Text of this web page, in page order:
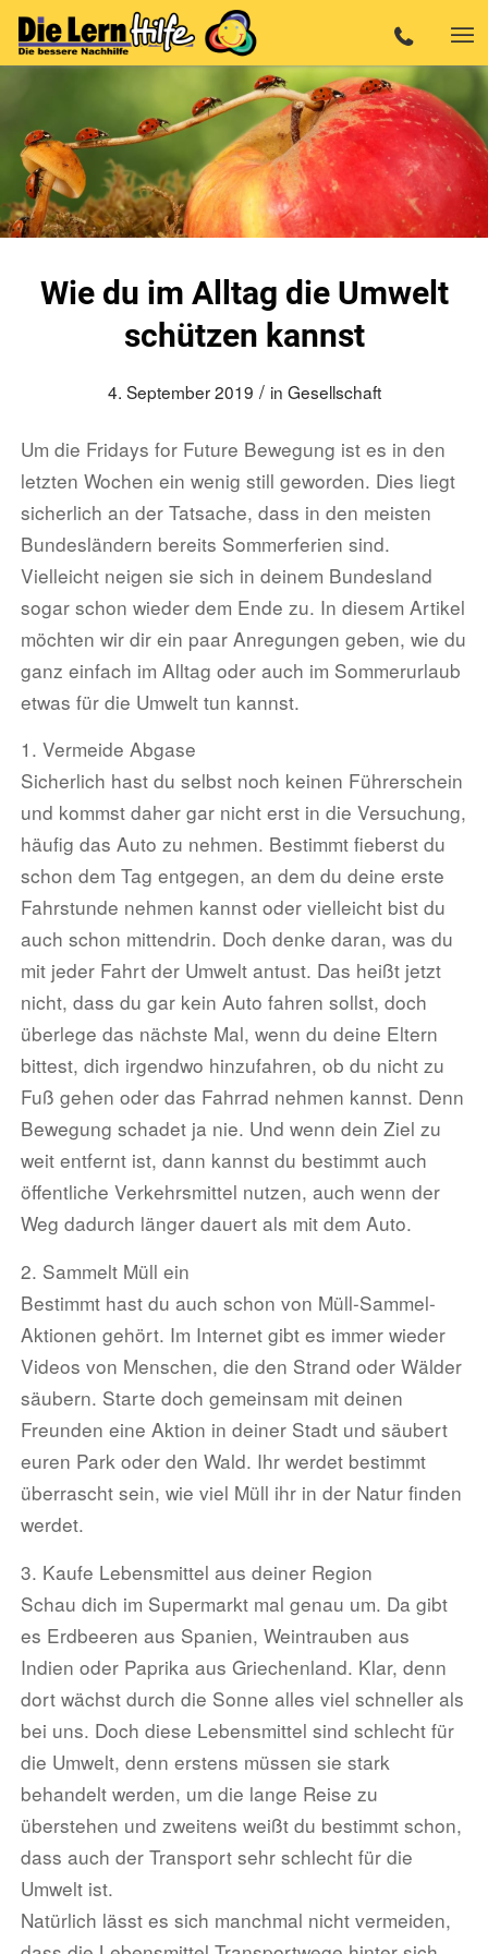
Wie du im Alltag die Umwelt
schützen kannst
4. September 2019 / in Gesellschaft
Um die Fridays for Future Bewegung ist es in den
letzten Wochen ein wenig still geworden. Dies liegt
sicherlich an der Tatsache, dass in den meisten
Bundesländern bereits Sommerferien sind.
Vielleicht neigen sie sich in deinem Bundesland
sogar schon wieder dem Ende zu. In diesem Artikel
möchten wir dir ein paar Anregungen geben, wie du
ganz einfach im Alltag oder auch im Sommerurlaub
etwas für die Umwelt tun kannst.
1. Vermeide Abgase
Sicherlich hast du selbst noch keinen Führerschein
und kommst daher gar nicht erst in die Versuchung,
häufig das Auto zu nehmen. Bestimmt fieberst du
schon dem Tag entgegen, an dem du deine erste
Fahrstunde nehmen kannst oder vielleicht bist du
auch schon mittendrin. Doch denke daran, was du
mit jeder Fahrt der Umwelt antust. Das heißt jetzt
nicht, dass du gar kein Auto fahren sollst, doch
überlege das nächste Mal, wenn du deine Eltern
bittest, dich irgendwo hinzufahren, ob du nicht zu
Fuß gehen oder das Fahrrad nehmen kannst. Denn
Bewegung schadet ja nie. Und wenn dein Ziel zu
weit entfernt ist, dann kannst du bestimmt auch
öffentliche Verkehrsmittel nutzen, auch wenn der
Weg dadurch länger dauert als mit dem Auto.
2. Sammelt Müll ein
Bestimmt hast du auch schon von Müll-Sammel-
Aktionen gehört. Im Internet gibt es immer wieder
Videos von Menschen, die den Strand oder Wälder
säubern. Starte doch gemeinsam mit deinen
Freunden eine Aktion in deiner Stadt und säubert
euren Park oder den Wald. Ihr werdet bestimmt
überrascht sein, wie viel Müll ihr in der Natur finden
werdet.
3. Kaufe Lebensmittel aus deiner Region
Schau dich im Supermarkt mal genau um. Da gibt
es Erdbeeren aus Spanien, Weintrauben aus
Indien oder Paprika aus Griechenland. Klar, denn
dort wächst durch die Sonne alles viel schneller als
bei uns. Doch diese Lebensmittel sind schlecht für
die Umwelt, denn erstens müssen sie stark
behandelt werden, um die lange Reise zu
überstehen und zweitens weißt du bestimmt schon,
dass auch der Transport sehr schlecht für die
Umwelt ist.
Natürlich lässt es sich manchmal nicht vermeiden,